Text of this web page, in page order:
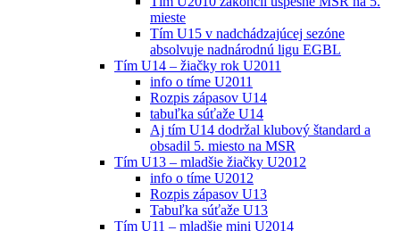
mieste
Tím U15 v nadchádzajúcej sezóne
absolvuje nadnárodnú ligu EGBL
Tím U14 – žiačky rok U2011
info o tíme U2011
Rozpis zápasov U14
tabuľka súťaže U14
Aj tím U14 dodržal klubový štandard a
obsadil 5. miesto na MSR
Tím U13 – mladšie žiačky U2012
info o tíme U2012
Rozpis zápasov U13
Tabuľka súťaže U13
Tím U11 – mladšie mini U2014